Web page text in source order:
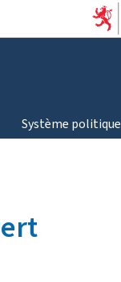
Système politique